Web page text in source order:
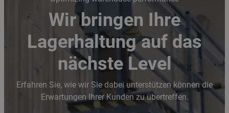
Wir bringen Ihre
Lagerhaltung auf das
nächste Level
Erfahren Sie, wie wir Sie dabei unterstützen können die
Erwartungen Ihrer Kunden zu übertreffen.